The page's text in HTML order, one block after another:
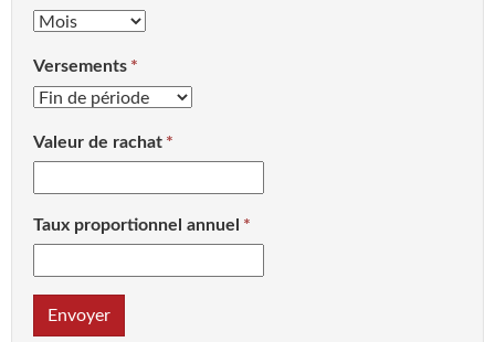
Versements
Valeur de rachat
Taux proportionnel annuel
Envoyer